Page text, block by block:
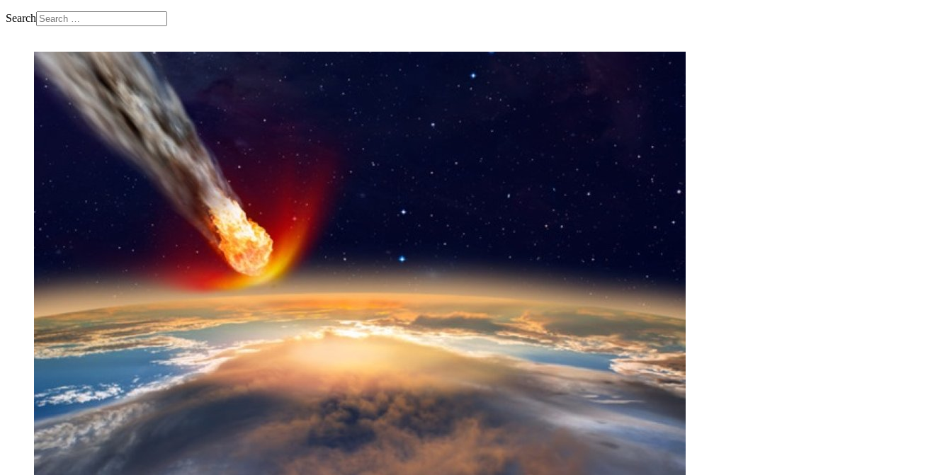
Search